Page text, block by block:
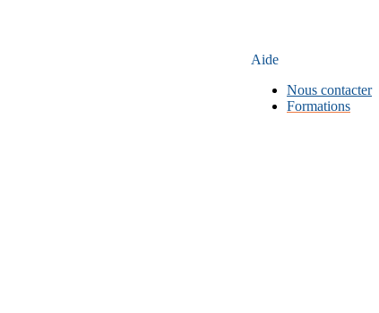
Aide
Nous contacter
Formations